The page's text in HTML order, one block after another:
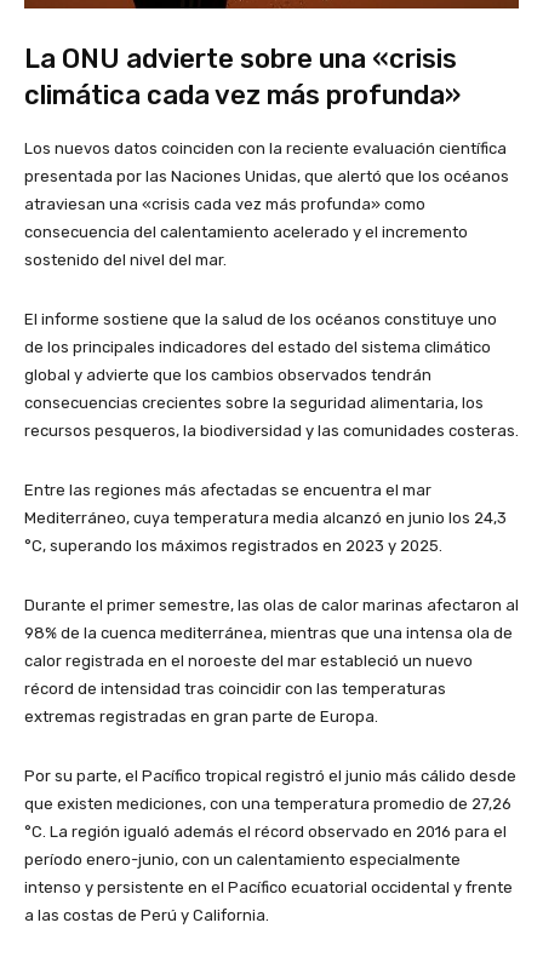
La ONU advierte sobre una «crisis
climática cada vez más profunda»
Los nuevos datos coinciden con la reciente evaluación científica
presentada por las Naciones Unidas, que alertó que los océanos
atraviesan una «crisis cada vez más profunda» como
consecuencia del calentamiento acelerado y el incremento
sostenido del nivel del mar.
El informe sostiene que la salud de los océanos constituye uno
de los principales indicadores del estado del sistema climático
global y advierte que los cambios observados tendrán
consecuencias crecientes sobre la seguridad alimentaria, los
recursos pesqueros, la biodiversidad y las comunidades costeras.
Entre las regiones más afectadas se encuentra el mar
Mediterráneo, cuya temperatura media alcanzó en junio los 24,3
°C, superando los máximos registrados en 2023 y 2025.
Durante el primer semestre, las olas de calor marinas afectaron al
98% de la cuenca mediterránea, mientras que una intensa ola de
calor registrada en el noroeste del mar estableció un nuevo
récord de intensidad tras coincidir con las temperaturas
extremas registradas en gran parte de Europa.
Por su parte, el Pacífico tropical registró el junio más cálido desde
que existen mediciones, con una temperatura promedio de 27,26
°C. La región igualó además el récord observado en 2016 para el
período enero-junio, con un calentamiento especialmente
intenso y persistente en el Pacífico ecuatorial occidental y frente
a las costas de Perú y California.